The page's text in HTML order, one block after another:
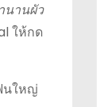
นานผัว
ให้กด
นใหญ่